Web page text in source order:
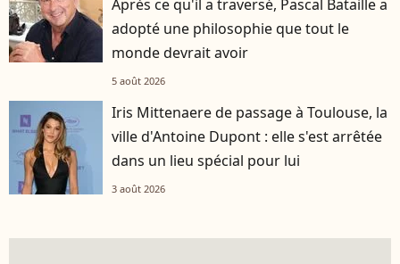
Après ce qu'il a traversé, Pascal Bataille a
adopté une philosophie que tout le
monde devrait avoir
5 août 2026
Iris Mittenaere de passage à Toulouse, la
ville d'Antoine Dupont : elle s'est arrêtée
dans un lieu spécial pour lui
3 août 2026